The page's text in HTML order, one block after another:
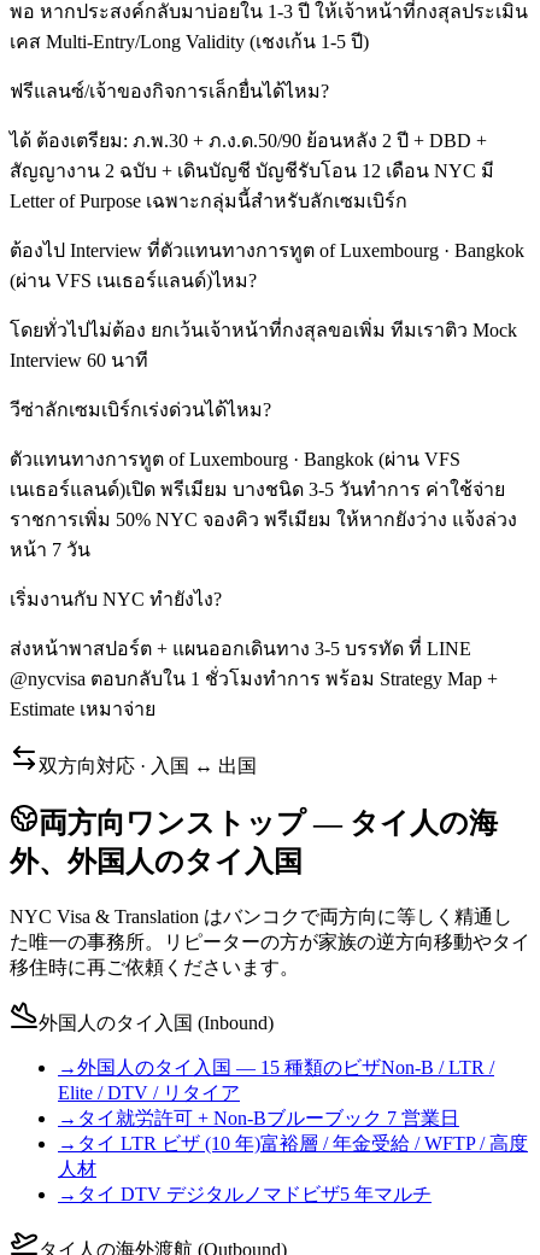
พอ หากประสงค์กลับมาบ่อยใน 1-3 ปี ให้เจ้าหน้าที่กงสุลประเมิน
เคส Multi-Entry/Long Validity (เชงเก้น 1-5 ปี)
ฟรีแลนซ์/เจ้าของกิจการเล็กยื่นได้ไหม?
ได้ ต้องเตรียม: ภ.พ.30 + ภ.ง.ด.50/90 ย้อนหลัง 2 ปี + DBD +
สัญญางาน 2 ฉบับ + เดินบัญชี บัญชีรับโอน 12 เดือน NYC มี
Letter of Purpose เฉพาะกลุ่มนี้สำหรับลักเซมเบิร์ก
ต้องไป Interview ที่ตัวแทนทางการทูต of Luxembourg · Bangkok
(ผ่าน VFS เนเธอร์แลนด์)ไหม?
โดยทั่วไปไม่ต้อง ยกเว้นเจ้าหน้าที่กงสุลขอเพิ่ม ทีมเราติว Mock
Interview 60 นาที
วีซ่าลักเซมเบิร์กเร่งด่วนได้ไหม?
ตัวแทนทางการทูต of Luxembourg · Bangkok (ผ่าน VFS
เนเธอร์แลนด์)เปิด พรีเมียม บางชนิด 3-5 วันทำการ ค่าใช้จ่าย
ราชการเพิ่ม 50% NYC จองคิว พรีเมียม ให้หากยังว่าง แจ้งล่วง
หน้า 7 วัน
เริ่มงานกับ NYC ทำยังไง?
ส่งหน้าพาสปอร์ต + แผนออกเดินทาง 3-5 บรรทัด ที่ LINE
@nycvisa ตอบกลับใน 1 ชั่วโมงทำการ พร้อม Strategy Map +
Estimate เหมาจ่าย
双方向対応 · 入国 ↔ 出国
両方向ワンストップ — タイ人の海
外、外国人のタイ入国
NYC Visa & Translation はバンコクで両方向に等しく精通し
た唯一の事務所。リピーターの方が家族の逆方向移動やタイ
移住時に再ご依頼くださいます。
外国人のタイ入国 (Inbound)
→外国人のタイ入国 — 15 種類のビザNon-B / LTR /
Elite / DTV / リタイア
→ タイ就労許可 + Non-Bブルーブック 7 営業日
→ タイ LTR ビザ (10 年)富裕層 / 年金受給 / WFTP / 高度
人材
→ タイ DTV デジタルノマドビザ5 年マルチ
タイ人の海外渡航 (Outbound)